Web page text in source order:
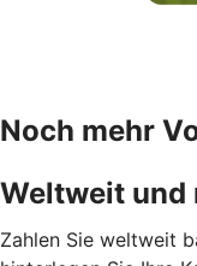
Noch mehr
Weltweit und
Zahlen Sie weltweit